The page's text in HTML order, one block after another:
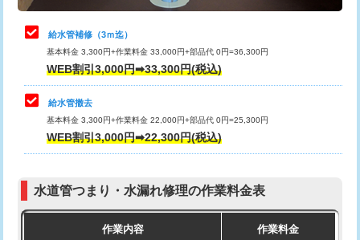
マス交換（土の掘削・埋め戻し作業）
マス交換（深さ50㎝未満）
マス交換（深さ50㎝以上）
コンクリート斫り（厚さ10㎝まで）
止水・漏水調査・防水処理・清掃・修
理・調整・分解・加工など（中作業）
止水・漏水調査・防水処理・清掃・修
理・調整・分解・加工など（重作業）
33,000円
その他部品の脱着
交換・取付（タンク）
式）)
式・ワンホール）)
給水管補修（3ｍ迄）
基本料金 3,300円+作業料金 33,000円+部品代 0円=36,300円
WEB割引3,000円➡33,300円(税込)
給水管撤去
基本料金 3,300円+作業料金 22,000円+部品代 0円=25,300円
WEB割引3,000円➡22,300円(税込)
水道管つまり・水漏れ修理の作業料金表
作業内容 作業料金